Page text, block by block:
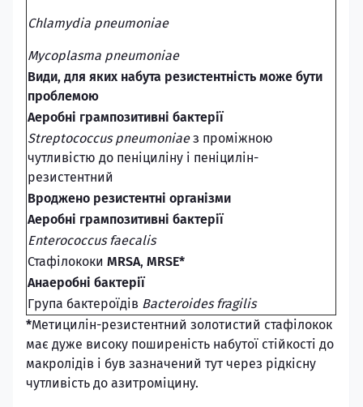
Chlamydia pneumoniae
Mycoplasma pneumoniae
Види, для яких набута резистентність може бути
проблемою
Аеробні грампозитивні бактерії
Streptococcus pneumoniaeз проміжною
чутливістю до пеніциліну і пеніцилін-
резистентний
Вроджено резистентні організми
Аеробні грампозитивні бактерії
Enterococcus faecalis
Стафілококи MRSA, MRSE*
Анаеробні бактерії
Група бактероїдів Bacteroides fragilis
*Метицилін-резистентний золотистий стафілокок
має дуже високу поширеність набутої стійкості до
макролідів і був зазначений тут через рідкісну
чутливість до азитроміцину.